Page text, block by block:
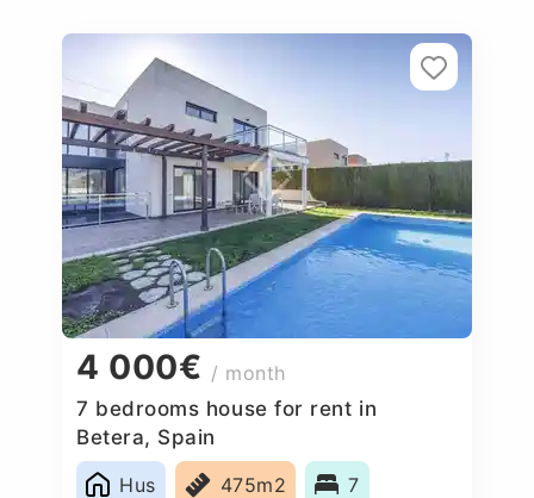
4 000€ / month
7 bedrooms house for rent in
Betera, Spain
Hus
475m2 7